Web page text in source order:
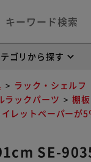
ゴリから探す
ラック・シェルフ
ラックパーツ
棚
レットペーパーが
SE-